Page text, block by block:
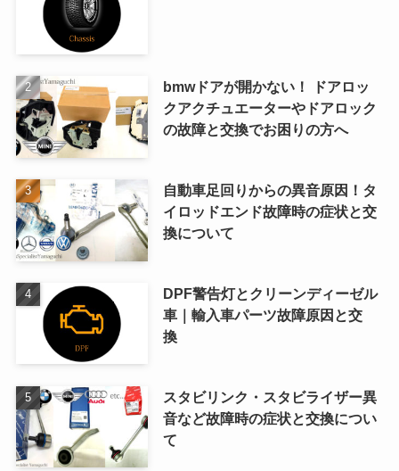
bmwドアが開かない！ ドアロッ
クアクチュエーターやドアロック
の故障と交換でお困りの方へ
自動車足回りからの異音原因！タ
イロッドエンド故障時の症状と交
換について
DPF警告灯とクリーンディーゼル
車｜輸入車パーツ故障原因と交
換
スタビリンク・スタビライザー異
音など故障時の症状と交換につい
て